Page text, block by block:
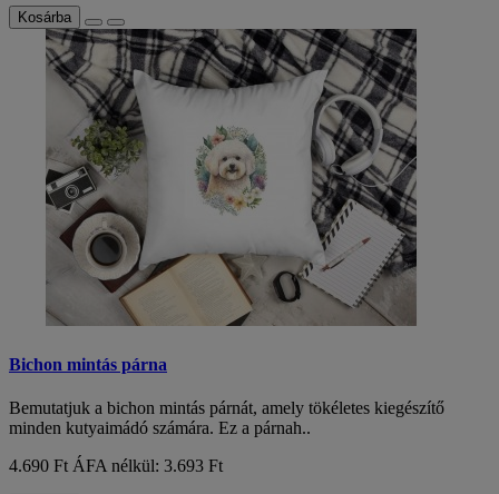
Kosárba
Bichon mintás párna
Bemutatjuk a bichon mintás párnát, amely tökéletes kiegészítő
minden kutyaimádó számára. Ez a párnah..
4.690 Ft ÁFA nélkül: 3.693 Ft